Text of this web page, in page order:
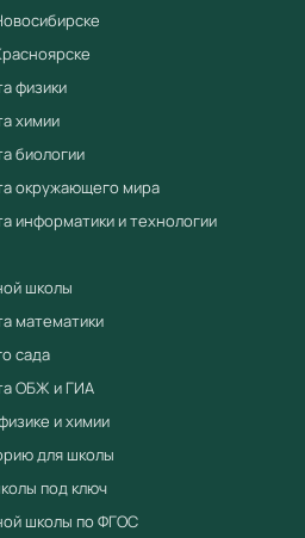
физики
химии
биологии
окружающего мира
информатики и технологии
школы
математики
сада
ОБЖ и ГИА
и химии
для школы
под ключ
школы по ФГОС